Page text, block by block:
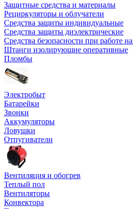
Защитные средства и материалы
Рециркуляторы и облучатели
Средства защиты индивидуальные
Средства защиты диэлектрические
Средства безопасности при работе
Штанги изолирующие оперативные
Пломбы
Электробыт
Батарейки
Звонки
Аккумуляторы
Ловушки
Отпугиватели
Вентиляция и обогрев
Теплый пол
Вентиляторы
Конвектора